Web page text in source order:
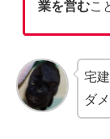
業を営むこ
宅
ダ